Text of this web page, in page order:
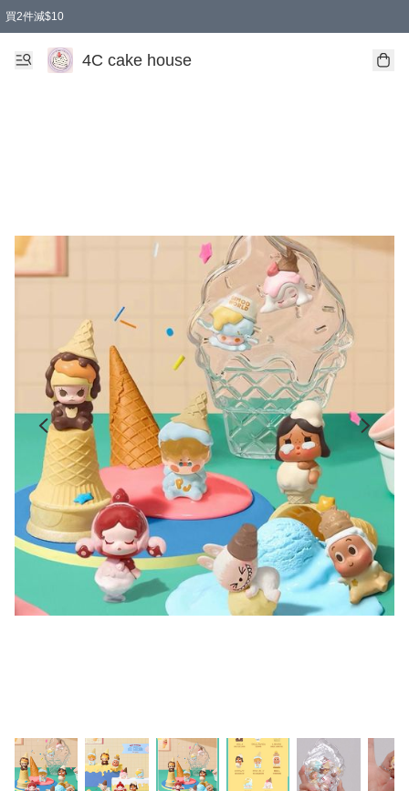
買2件減$10
任選兩件減$10
買兩盒減$10
買兩件減$10
買2件減$10
4C cake house